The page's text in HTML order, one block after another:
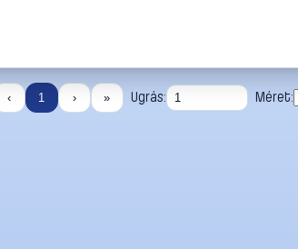
‹ 1 › » Ugrás: Méret: